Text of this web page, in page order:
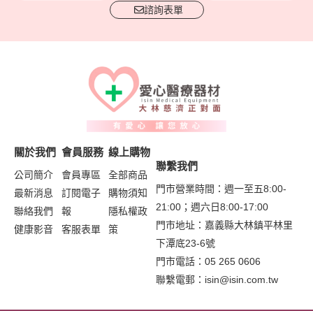
諮詢表單
關於我們
公司簡介
最新消息
聯絡我們
健康影音
會員服務
會員專區
訂閱電子
報
客服表單
線上購物
全部商品
購物須知
隱私權政
策
聯繫我們
門市營業時間：週一至五8:00-
21:00；週六日8:00-17:00
門市地址：嘉義縣大林鎮平林里
下潭底23-6號
門市電話：05 265 0606
聯繫電郵： isin@isin.com.tw